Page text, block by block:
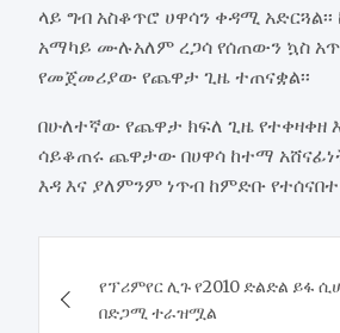
ላይ ግብ አስቆጥሮ ሀዋሳን ቀዳሚ
አማካይ ሙሉአለም ረጋሳ የሰጠውን ኳስ
የመጀመሪያው የጨዋታ ጊዜ ተጠናቋል፡፡
በሁለተኛው የጨዋታ ክፍለ ጊዜ
ሳይቆጠሩ ጨዋታው በሀዋሳ ከተማ
እዳ እና ያለምንም ነጥብ ከምድቡ
navigation
​የፕሪምየር ሊጉ የ2010 ድልድል ይፋ
በድጋሚ ተራዝሟል